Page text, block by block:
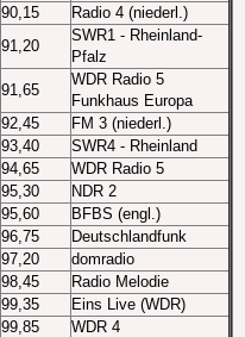
90,15
Radio 4 (niederl.)
91,20
SWR1 - Rheinland-
Pfalz
91,65
WDR Radio 5
Funkhaus Europa
92,45
FM 3 (niederl.)
93,40
SWR4 - Rheinland
94,65
WDR Radio 5
95,30
NDR 2
95,60
BFBS (engl.)
96,75
Deutschlandfunk
97,20
domradio
98,45
Radio Melodie
99,35
Eins Live (WDR)
99,85
WDR 4